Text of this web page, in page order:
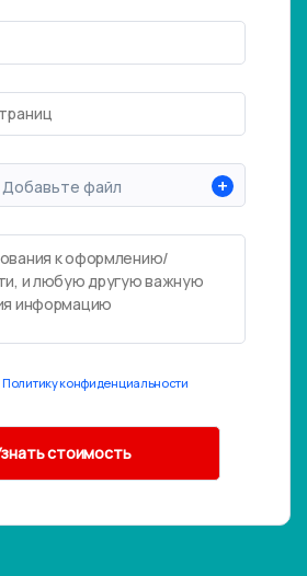
Добавьте файл +
Политику конфиденциальности